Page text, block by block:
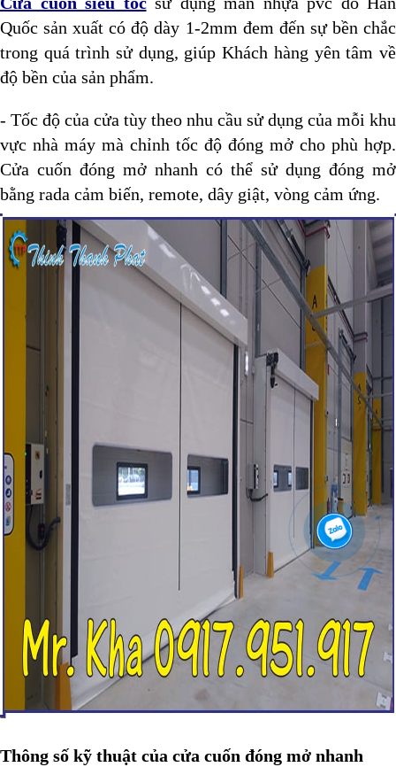
Quốc sản xuất có độ dày 1-2mm đem đến sự bền chắc
trong quá trình sử dụng, giúp Khách hàng yên tâm về
độ bền của sản phẩm.
- Tốc độ của cửa tùy theo nhu cầu sử dụng của mỗi khu
vực nhà máy mà chỉnh tốc độ đóng mở cho phù hợp.
Cửa cuốn đóng mở nhanh có thể sử dụng đóng mở
bằng rada cảm biến, remote, dây giật, vòng cảm ứng.
Thông số kỹ thuật của cửa cuốn đóng mở nhanh